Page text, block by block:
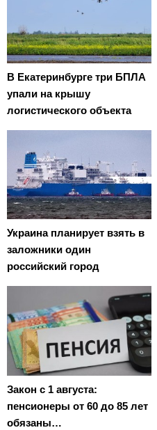
В Екатеринбурге три БПЛА
упали на крышу
логистического объекта
Украина планирует взять в
заложники один
российский город
Закон с 1 августа:
пенсионеры от 60 до 85 лет
обязаны…